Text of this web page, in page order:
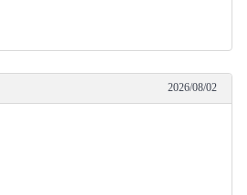
2026/08/02